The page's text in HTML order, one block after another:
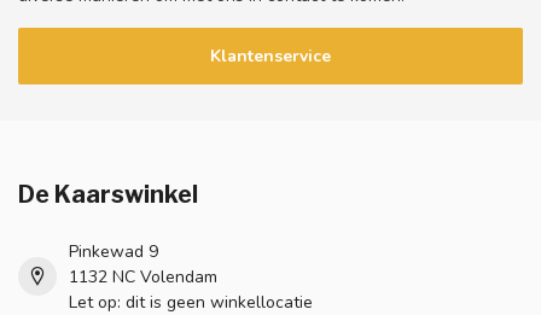
Klantenservice
De Kaarswinkel
Pinkewad 9
1132 NC Volendam
Let op: dit is geen winkellocatie